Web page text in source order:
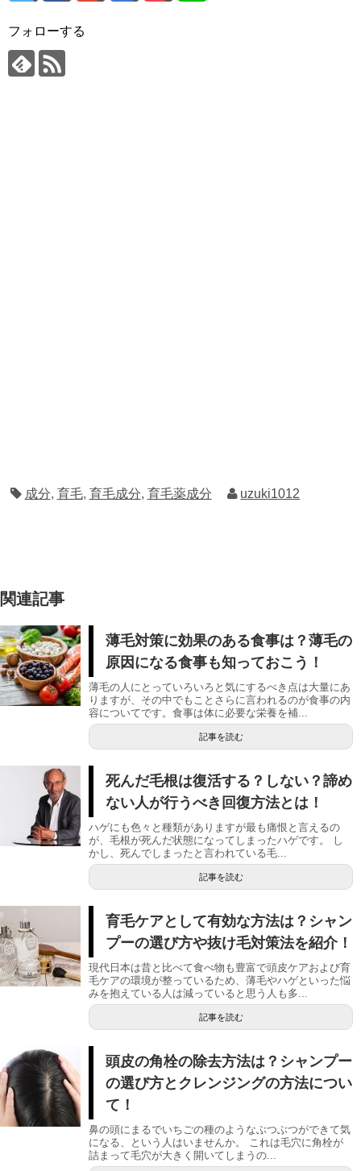
フォローする
成分, 育毛, 育毛成分, 育毛薬成分 uzuki1012
関連記事
薄毛対策に効果のある食事は？薄毛の
原因になる食事も知っておこう！
薄毛の人にとっていろいろと気にするべき点は大量にあ
りますが、その中でもことさらに言われるのが食事の内
容についてです。食事は体に必要な栄養を補...
記事を読む
死んだ毛根は復活する？しない？諦め
ない人が行うべき回復方法とは！
ハゲにも色々と種類がありますが最も痛恨と言えるの
が、毛根が死んだ状態になってしまったハゲです。 し
かし、死んでしまったと言われている毛...
記事を読む
育毛ケアとして有効な方法は？シャン
プーの選び方や抜け毛対策法を紹介！
現代日本は昔と比べて食べ物も豊富で頭皮ケアおよび育
毛ケアの環境が整っているため、薄毛やハゲといった悩
みを抱えている人は減っていると思う人も多...
記事を読む
頭皮の角栓の除去方法は？シャンプー
の選び方とクレンジングの方法につい
て！
鼻の頭にまるでいちごの種のようなぶつぶつができて気
になる、という人はいませんか。 これは毛穴に角栓が
詰まって毛穴が大きく開いてしまうの...